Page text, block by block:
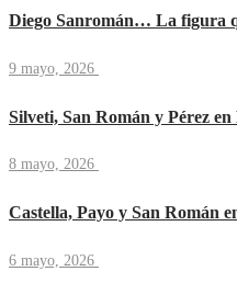
Diego Sanromán… La figura
9 mayo, 2026
Silveti, San Román y Pérez en
8 mayo, 2026
Castella, Payo y San Román
6 mayo, 2026